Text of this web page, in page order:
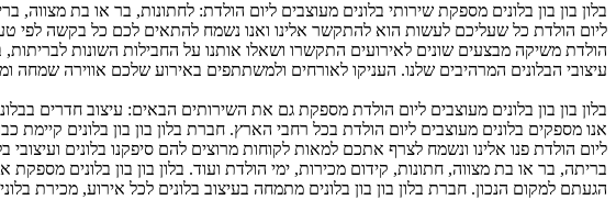
בלון בון בון בלונים מספקת שירותי בלונים מעוצבים ליום הולדת: לחתונות, בר או בת
ליום הולדת כל שעליכם לעשות הוא להתקשר אלינו ואנו נשמח להתאים לכם כל בקשה לפי
הולדת משיקה מבצעים שונים לאירועים התקשרו ושאלו אותנו על החבילות השונות לבריתות,
עיצובי הבלונים המרהיבים שלנו. העניקו לאורחים ולמשתתפים באירוע שלכם אווירה שמחה
בלון בון בון בלונים מעוצבים ליום הולדת מספקת גם את השירותים הבאים: עיצוב חדרים
אנו מספקים בלונים מעוצבים ליום הולדת בכל רחבי הארץ. חברת בלון בון בון בלונים
ליום הולדת פנו אלינו ונשמח לצרף אתכם למאות לקוחות מרוצים להם סיפקנו בלונים
בריתה, בר או בת מצווה, חתונות, קידום מכירות, ימי הולדת ועוד. בלון בון בון בלונים
הגעתם למקום הנכון. חברת בלון בון בון בלונים מתמחה בעיצוב בלונים לכל אירוע, מכירת